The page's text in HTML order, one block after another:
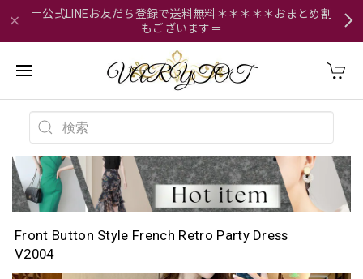
＝公式LINEお友だち登録で送料無料＊＊＊＊＊おまとめ割
もございます＝
Front Button Style French Retro Party Dress
V2004